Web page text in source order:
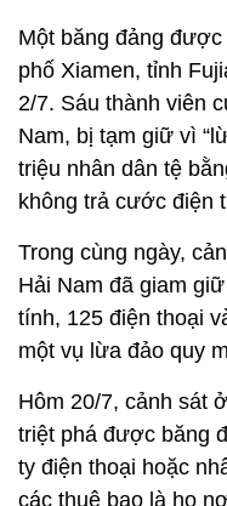
Một băng đảng
phố Xiamen, tỉnh
2/7. Sáu thành viên
Nam, bị tạm giữ vì
triệu nhân dân tệ
không trả cước điện
Trong cùng ngày,
Hải Nam đã giam
tính, 125 điện thoại
một vụ lừa đảo quy
Hôm 20/7, cảnh sát
triệt phá được băng
ty điện thoại hoặc
các thuê bao là họ